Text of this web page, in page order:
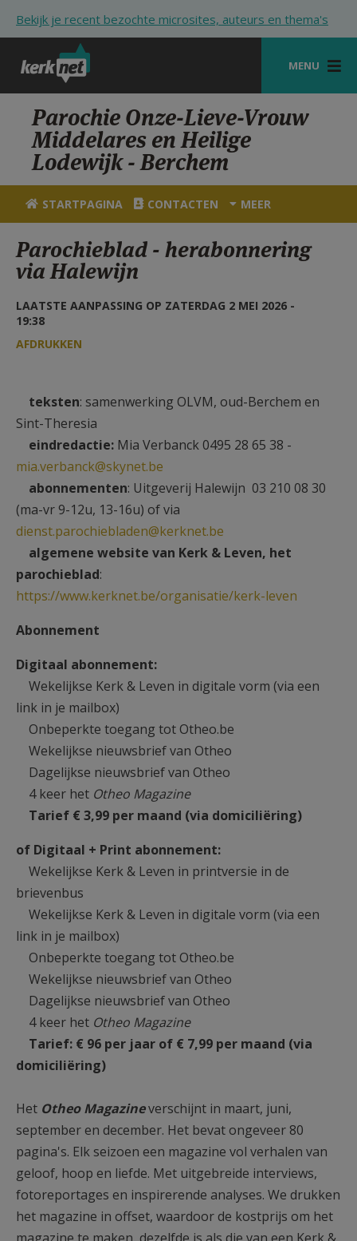
Bekijk je recent bezochte microsites, auteurs en thema's
MENU
STARTPAGINA
KERK
VIERINGEN
SHOP
ZOEKEN
HULP
STARTPAGINA PORTAAL
MIJN PAROCHIE
Parochie Onze-Lieve-Vrouw
Middelares en Heilige
Lodewijk - Berchem
STARTPAGINA CONTACTEN MEER
Parochieblad - herabonnering
via Halewijn
LAATSTE AANPASSING OP ZATERDAG 2 MEI 2026 -
19:38
AFDRUKKEN
teksten: samenwerking OLVM, oud-Berchem en
Sint-Theresia
eindredactie: Mia Verbanck 0495 28 65 38 -
mia.verbanck@skynet.be
abonnementen: Uitgeverij Halewijn 03 210 08 30
(ma-vr 9-12u, 13-16u) of via
dienst.parochiebladen@kerknet.be
algemene website van Kerk & Leven, het
parochieblad:
https://www.kerknet.be/organisatie/kerk-leven
Abonnement
Digitaal abonnement:
Wekelijkse Kerk & Leven in digitale vorm (via een
link in je mailbox)
Onbeperkte toegang tot Otheo.be
Wekelijkse nieuwsbrief van Otheo
Dagelijkse nieuwsbrief van Otheo
4 keer het Otheo Magazine
Tarief € 3,99 per maand (via domiciliëring)
of Digitaal + Print abonnement:
Wekelijkse Kerk & Leven in printversie in de
brievenbus
Wekelijkse Kerk & Leven in digitale vorm (via een
link in je mailbox)
Onbeperkte toegang tot Otheo.be
Wekelijkse nieuwsbrief van Otheo
Dagelijkse nieuwsbrief van Otheo
4 keer het Otheo Magazine
Tarief: € 96 per jaar of € 7,99 per maand (via
domiciliëring)
Het Otheo Magazineverschijnt in maart, juni,
september en december. Het bevat ongeveer 80
pagina's. Elk seizoen een magazine vol verhalen van
geloof, hoop en liefde. Met uitgebreide interviews,
fotoreportages en inspirerende analyses. We drukken
het magazine in offset, waardoor de kostprijs om het